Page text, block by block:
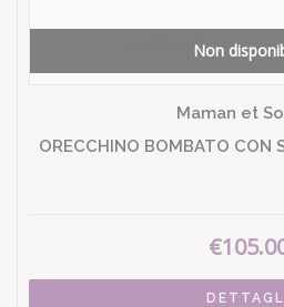
Non
Maman et
ORECCHINO BOMBATO CON
DETTAGLI